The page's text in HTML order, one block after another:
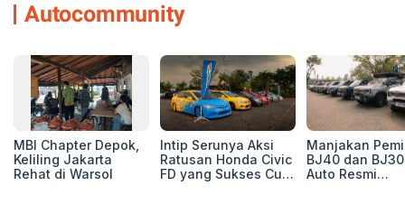
Autocommunity
MBI Chapter Depok,
Keliling Jakarta
Rehat di Warsol
Intip Serunya Aksi
Ratusan Honda Civic
FD yang Sukses Curi
Manjakan
BJ40 dan
Auto Resmi